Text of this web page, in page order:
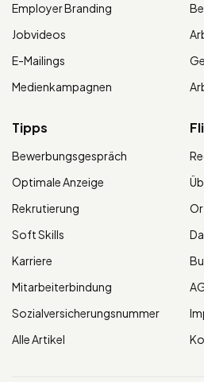
Employer Branding
Jobvideos
E-Mailings
Medienkampagnen
Tipps
Bewerbungsgespräch
Optimale Anzeige
Rekrutierung
Soft Skills
Karriere
Mitarbeiterbindung
Sozialversicherungsnummer
Alle Artikel